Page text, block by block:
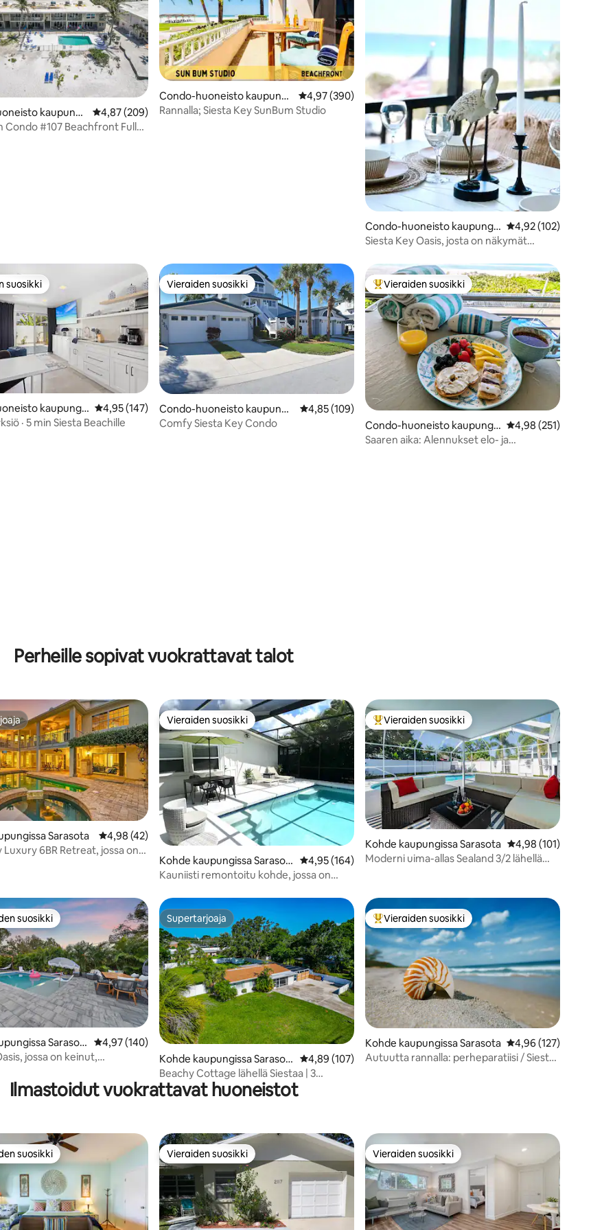
5, 161 arvostelua
kaupungi
Key
Keskimääräinen arvio 4,87/5, 209 arvostelua
4,87 (209)
Condo #107 Beachfront Full
Condo-huoneisto kaupungi
ssa Siesta Key
Keskimääräinen arvio 4,97/5, 390 arvostelua
4,97 (390)
Rannalla; Siesta Key SunBum Studio
Condo-huoneisto kaupungis
sa Siesta Key
Keskimääräinen arvio
4,92 (102)
Siesta Key Oasis, josta on näkymät
5, 130 arvostelua
suosikki
suosikki
kaupungis Keskimääräinen arvio 4,95/5, 147 arvostelua
4,95 (147)
· 5 min Siesta Beachille
Vieraiden suosikki
Vieraiden suosikki
Condo-huoneisto kaupungis
sa Siesta Key
Keskimääräinen arvio 4,85/5, 109 arvostelua
4,85 (109)
Comfy Siesta Key Condo
Vieraiden suosikkien parhaimmistoa
Vieraiden suosikki
Condo-huoneisto kaupungis
sa Longboat Key
Keskimääräinen arvio
4,98 (251)
Saaren aika: Alennukset elo- ja
Perheille sopivat vuokrattavat talot
5, 110 arvostelua
Sarasota Keskimääräinen arvio 4,98/5, 42 arvostelua
4,98 (42)
Luxury 6BR Retreat, jossa on
Vieraiden suosikki
Vieraiden suosikki
Kohde kaupungissa Sarasot
a
Keskimääräinen arvio 4,95/5, 164 arvostelua
4,95 (164)
Kauniisti remontoitu kohde, jossa on
Vieraiden suosikkien parhaimmistoa
Vieraiden suosikki
Kohde kaupungissa Sarasota Keskimääräinen arvio
4,98 (101)
Moderni uima-allas Sealand 3/2 lähellä
5, 45 arvostelua
suosikkien parhaimmistoa
suosikki
Sarasot
Keskimääräinen arvio 4,97/5, 140 arvostelua
4,97 (140)
jossa on keinut,
Supertarjoaja
Supertarjoaja
Kohde kaupungissa Sarasot
a
Keskimääräinen arvio 4,89/5, 107 arvostelua
4,89 (107)
Beachy Cottage lähellä Siestaa | 3
vuodetta | Suuri uima-allas
Vieraiden suosikkien parhaimmistoa
Vieraiden suosikki
Kohde kaupungissa Sarasota Keskimääräinen arvio
4,96 (127)
Autuutta rannalla: perheparatiisi / Siesta
Ilmastoidut vuokrattavat huoneistot
suosikkien parhaimmistoa
suosikki Vieraiden suosikki
Vieraiden suosikki Vieraiden suosikki
Vieraiden suosikki